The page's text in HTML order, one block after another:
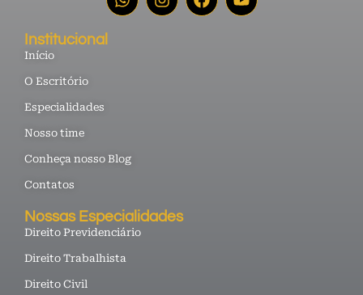
Institucional
Início
O Escritório
Especialidades
Nosso time
Conheça nosso Blog
Contatos
Nossas Especialidades
Direito Previdenciário
Direito Trabalhista
Direito Civil